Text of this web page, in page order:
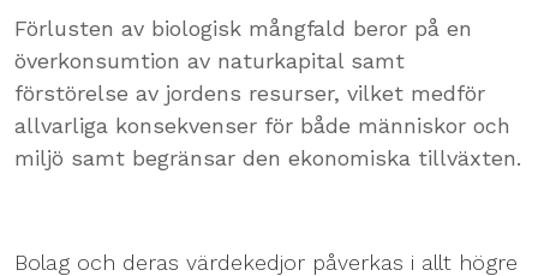
Förlusten av biologisk mångfald beror på en
överkonsumtion av naturkapital samt
förstörelse av jordens resurser, vilket medför
allvarliga konsekvenser för både människor och
miljö samt begränsar den ekonomiska tillväxten.
Bolag och deras värdekedjor påverkas i allt högre